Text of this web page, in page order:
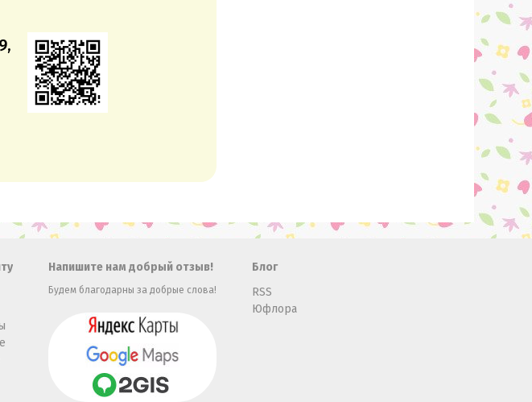
,
Напишите нам добрый отзыв!
Будем благодарны за добрые слова!
Блог
RSS
Юфлора